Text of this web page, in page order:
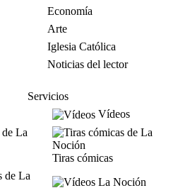
Economía
Arte
Iglesia Católica
Noticias del lector
Servicios
Vídeos
Tiras cómicas